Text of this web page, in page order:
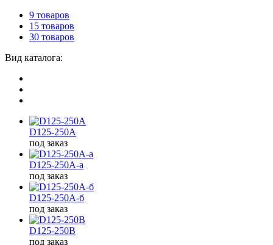
9 товаров
15 товаров
30 товаров
Вид каталога:
D125-250A
под заказ
D125-250A-а
под заказ
D125-250A-б
под заказ
D125-250B
под заказ